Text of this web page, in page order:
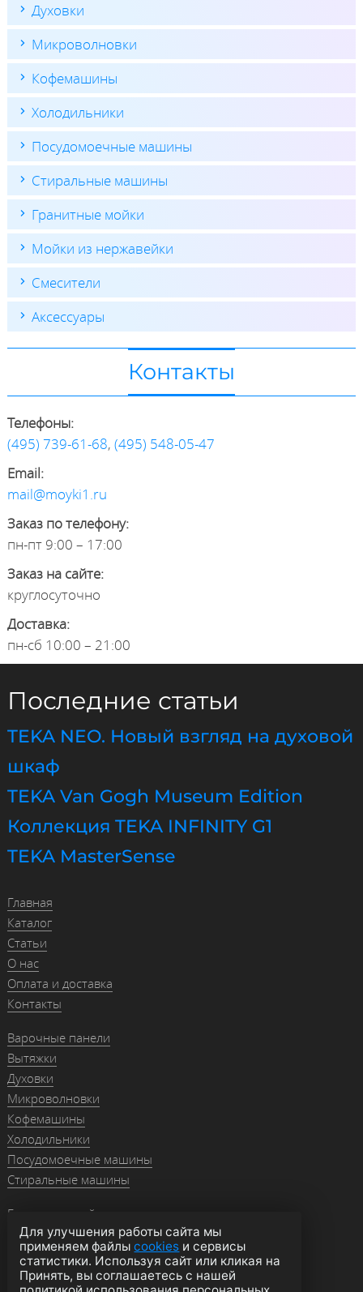
Духовки
Микроволновки
Кофемашины
Холодильники
Посудомоечные машины
Стиральные машины
Гранитные мойки
Мойки из нержавейки
Смесители
Аксессуары
Контакты
Телефоны:
(495) 739-61-68, (495) 548-05-47
Email:
mail@moyki1.ru
Заказ по телефону:
пн-пт 9:00 – 17:00
Заказ на сайте:
круглосуточно
Доставка:
пн-сб 10:00 – 21:00
Последние статьи
TEKA NEO. Новый взгляд на духовой
шкаф
TEKA Van Gogh Museum Edition
Коллекция TEKA INFINITY G1
TEKA MasterSense
Главная
Каталог
Статьи
О нас
Оплата и доставка
Контакты
Варочные панели
Вытяжки
Духовки
Микроволновки
Кофемашины
Холодильники
Посудомоечные машины
Стиральные машины
Гранитные мойки
Мойки из нержавейки
Смесители
Аксессуары
Для улучшения работы сайта мы
применяем файлыcookies и сервисы
статистики. Используя сайт или кликая на
Принять, вы соглашаетесь с нашей